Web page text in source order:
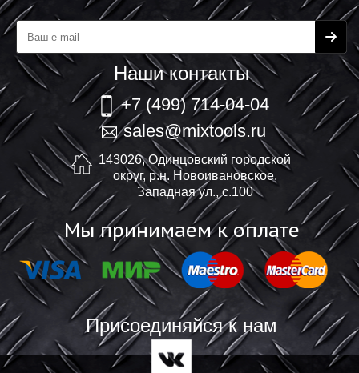
Наши контакты
+7 (499) 714-04-04
sales@mixtools.ru
143026, Одинцовский городской
округ, р.н. Новоивановское,
Западная ул., с.100
Мы принимаем к оплате
Присоединяйся к нам